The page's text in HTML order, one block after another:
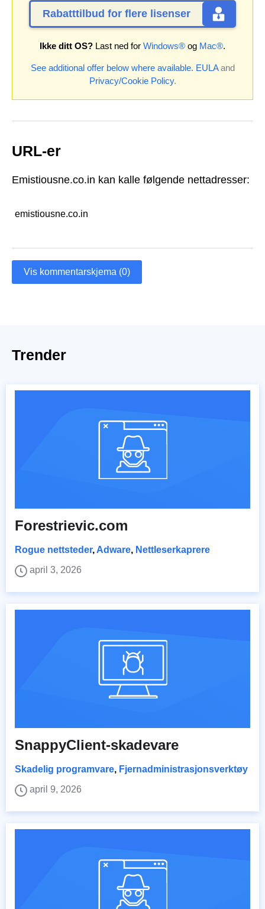
Rabatttilbud for flere lisenser
Ikke ditt OS? Last ned for Windows® og Mac®.
See additional offer below where available. EULAand
Privacy/Cookie Policy.
URL-er
Emistiousne.co.in kan kalle følgende nettadresser:
emistiousne.co.in
Vis kommentarskjema (0)
Trender
Forestrievic.com
Rogue nettsteder, Adware, Nettleserkaprere
april 3, 2026
SnappyClient-skadevare
Skadelig programvare, Fjernadministrasjonsverktøy
april 9, 2026